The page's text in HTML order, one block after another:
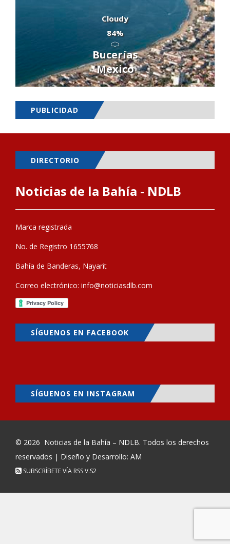
Cloudy
84%
Bucerías
Mexico
PUBLICIDAD
DIRECTORIO
Noticias de la Bahía - NDLB
Marca registrada
No. de Registro 1655768
Bahía de Banderas, Nayarit
Correo electrónico: info@noticiasdlb.com
SÍGUENOS EN FACEBOOK
SÍGUENOS EN INSTAGRAM
© 2026 Noticias de la Bahía – NDLB. Todos los derechos
reservados | Diseño y Desarrollo: AM
SUBSCRÍBETE VÍA RSSV.S2